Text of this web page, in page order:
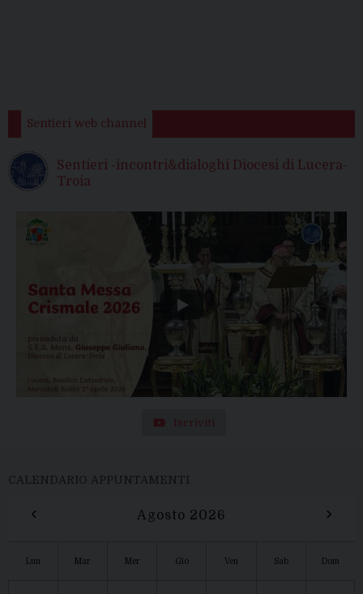
Sentieri web channel
Sentieri -incontri&dialoghi Diocesi di Lucera-
Troia
Iscriviti
CALENDARIO APPUNTAMENTI
‹ Agosto 2026 ›
Lun Mar Mer Gio Ven Sab Dom